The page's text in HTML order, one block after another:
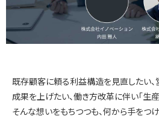
インサイドセールスセルフマネジメ
ナーチャリングコンテンツ内製
既存顧客に頼る利益構造を見直したい
成果を上げたい、働き方改革に伴い「生
そんな想いをもちつつも、何から手をつ